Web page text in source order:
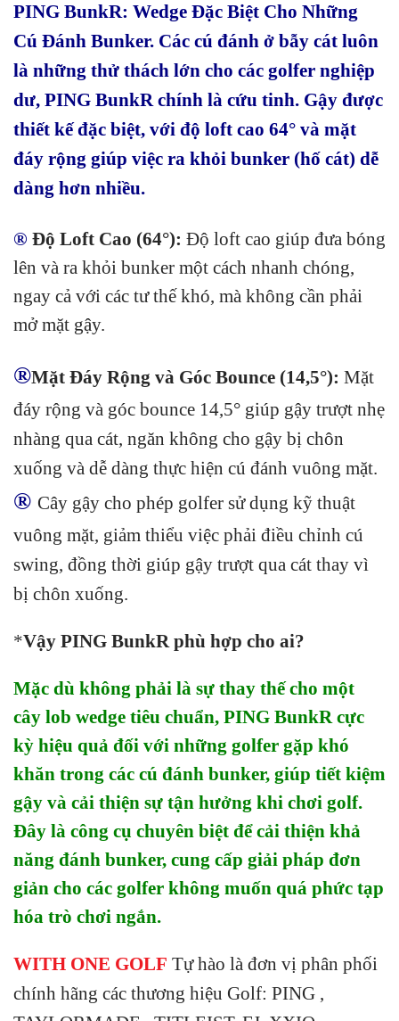
PING BunkR: Wedge Đặc Biệt Cho Những
Cú Đánh Bunker. Các cú đánh ở bẫy cát luôn
là những thử thách lớn cho các golfer nghiệp
dư, PING BunkR chính là cứu tinh. Gậy được
thiết kế đặc biệt, với độ loft cao 64° và mặt
đáy rộng giúp việc ra khỏi bunker (hố cát) dễ
dàng hơn nhiều.
® Độ Loft Cao (64°): Độ loft cao giúp đưa bóng
lên và ra khỏi bunker một cách nhanh chóng,
ngay cả với các tư thế khó, mà không cần phải
mở mặt gậy.
®Mặt Đáy Rộng và Góc Bounce (14,5°): Mặt
đáy rộng và góc bounce 14,5° giúp gậy trượt nhẹ
nhàng qua cát, ngăn không cho gậy bị chôn
xuống và dễ dàng thực hiện cú đánh vuông mặt.
® Cây gậy cho phép golfer sử dụng kỹ thuật
vuông mặt, giảm thiểu việc phải điều chỉnh cú
swing, đồng thời giúp gậy trượt qua cát thay vì
bị chôn xuống.
*Vậy PING BunkR phù hợp cho ai?
Mặc dù không phải là sự thay thế cho một
cây lob wedge tiêu chuẩn, PING BunkR cực
kỳ hiệu quả đối với những golfer gặp khó
khăn trong các cú đánh bunker, giúp tiết kiệm
gậy và cải thiện sự tận hưởng khi chơi golf.
Đây là công cụ chuyên biệt để cải thiện khả
năng đánh bunker, cung cấp giải pháp đơn
giản cho các golfer không muốn quá phức tạp
hóa trò chơi ngắn.
WITH ONE GOLF Tự hào là đơn vị phân phối
chính hãng các thương hiệu Golf: PING ,